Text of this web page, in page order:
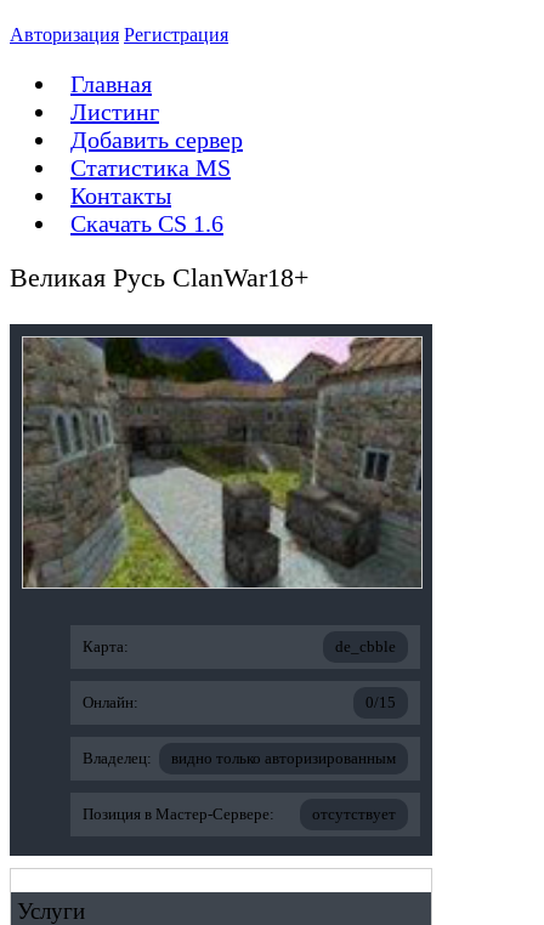
Авторизация Регистрация
Главная
Листинг
Добавить сервер
Статистика MS
Контакты
Скачать CS 1.6
Великая Русь ClanWar18+
Карта: de_cbble
Онлайн: 0/15
Владелец: видно только авторизированным
Позиция в Мастер-Сервере: отсутствует
Услуги